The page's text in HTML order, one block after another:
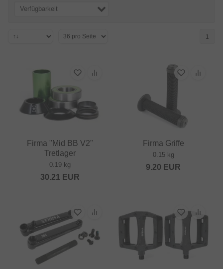
Verfügbarkeit
1
Firma "Mid BB V2"
Tretlager
0.19 kg
30.21 EUR
Firma Griffe
0.15 kg
9.20 EUR